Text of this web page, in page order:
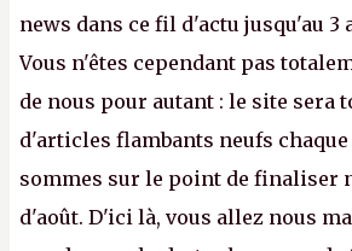
news dans ce fil d'actu jusqu'au 3
Vous n'êtes cependant pas
de nous pour autant : le site sera
d'articles flambants neufs chaque
sommes sur le point de finaliser
d'août. D'ici là, vous allez nous